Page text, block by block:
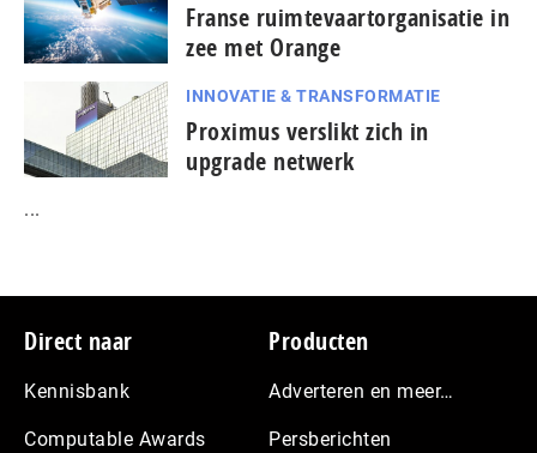
Franse ruimtevaartorganisatie in
zee met Orange
INNOVATIE & TRANSFORMATIE
Proximus verslikt zich in
upgrade netwerk
...
Footer
Direct naar
Kennisbank
Computable Awards
Producten
Adverteren en meer…
Persberichten